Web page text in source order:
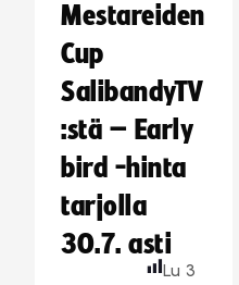
Mestareiden
Cup
SalibandyTV
:stä – Early
bird -hinta
tarjolla
30.7. asti
Lu 3